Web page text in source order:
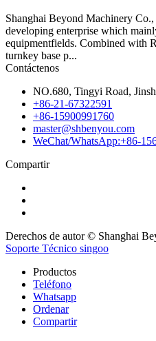
Shanghai Beyond Machinery
developing enterprise which
equipmentfields. Combined with
turnkey base p...
Contáctenos
NO.680, Tingyi Road,
+86-21-67322591
+86-15900991760
master@shbenyou.com
WeChat/WhatsApp:+86-
Compartir
Derechos de autor © Shanghai
Soporte Técnico singoo
Productos
Teléfono
Whatsapp
Ordenar
Compartir